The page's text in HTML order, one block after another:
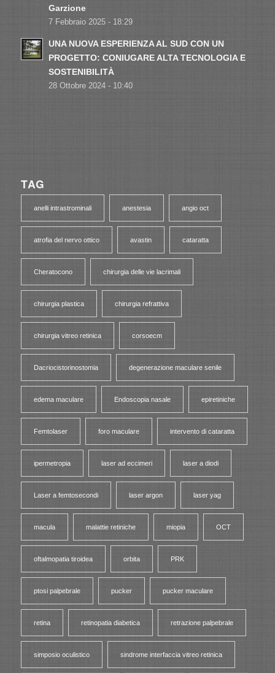
Garzione
7 Febbraio 2025 - 18:29
UNA NUOVA ESPERIENZA AL SUD CON UN
PROGETTO: CONIUGARE ALTA TECNOLOGIA E
SOSTENIBILITÀ
28 Ottobre 2024 - 10:40
TAG
anelli intrastrominali anestesia angio oct
atrofia del nervo ottico avastin cataratta
Cheratocono chirurgia delle vie lacrimali
chirurgia plastica chirurgia refrattiva
chirurgia vitreo retinica corsoecm
Dacriocistorinostomia degenerazione maculare senile
edema maculare Endoscopia nasale epiretiniche
Femtolaser foro maculare intervento di cataratta
ipermetropia laser ad eccimeri laser a diodi
Laser a femtosecondi laser argon laser yag
macula malattie retiniche miopia OCT
oftalmopatia tiroidea orbita PRK
ptosi palpebrale pucker pucker maculare
retina retinopatia diabetica retrazione palpebrale
simposio oculistico sindrome interfaccia vitreo retinica